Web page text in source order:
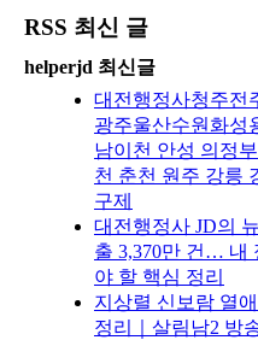
RSS 최신 글
helperjd 최신글
대전행정사청주전
광주울산수원화성
남이천 안성 의정
천 춘천 원주 강릉
구제
대전행정사 JD의
출 3,370만 건… 내
야 할 핵심 정리
지상렬 신보람 열
정리｜살림남2 방